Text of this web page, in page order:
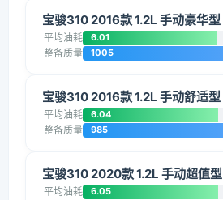
宝骏310 2016款 1.2L 手动豪华型
平均油耗 6.01
整备质量 1005
宝骏310 2016款 1.2L 手动舒适型
平均油耗 6.04
整备质量 985
宝骏310 2020款 1.2L 手动超值型
平均油耗 6.05